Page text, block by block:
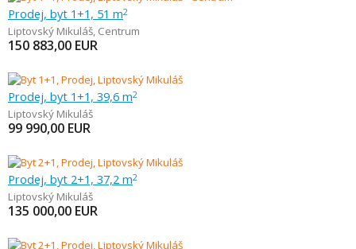
Prodej, byt 1+1, 51 m2
Liptovský Mikuláš, Centrum
150 883,00 EUR
Prodej, byt 1+1, 39,6 m2
Liptovský Mikuláš
99 990,00 EUR
Prodej, byt 2+1, 37,2 m2
Liptovský Mikuláš
135 000,00 EUR